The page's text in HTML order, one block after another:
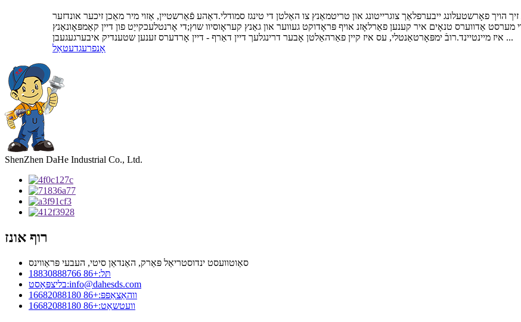
הויך פאָרשטעלונג ייבערפלאַך צוגרייטונג און טריטמאַנץ צו האַלטן די טינגז סמודלי.דאַהע פֿאַרשטיין, אַזוי מיר מאַכן זיכער אונדזער
אַדווערס טנאָים איר קענען פאַרלאָזנ אויף פּראָדוקט געווער און גאַנץ קעראָוסיוו שוץ;די אָרנטלעכקייַט פון דיין קאַמפּאָונאַנץ
איז מיינטיינד.רובֿ ימפּאָרטאַנטלי, עס איז קיין פאַרהאַלטן אָבער דרינגלעך דיין דאַרף - דיין אָרדערס זענען שטענדיק איבערגעגעבן ...
אָנפרעגדעטאַל
ShenZhen DaHe Industrial Co., Ltd.
רוף אונז
סאַוטוועסט ינדוסטריאַל פּאַרק, האַנדאַן סיטי, העבעי פּראַווינס
תּל:+86 18830888766
בליצפּאָסט:info@dahesds.com
ווהאַצאַפּפּ:+86 16682088180
וועטשאַט:+86 16682088180